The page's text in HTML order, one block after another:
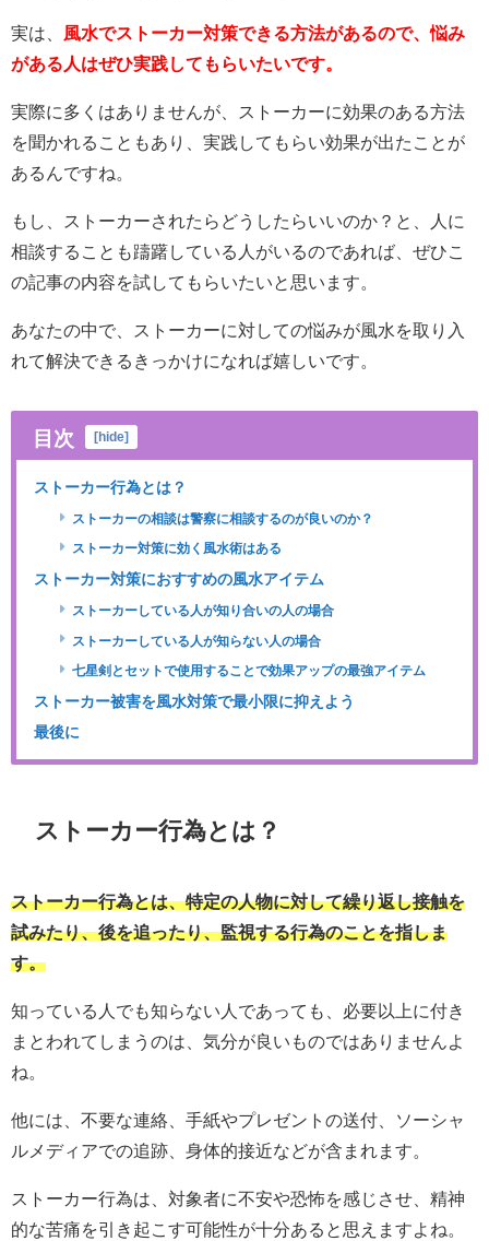
実は、
風水でストーカー対策できる方法があるので、悩み
がある人はぜひ実践してもらいたいです。
実際に多くはありませんが、ストーカーに効果のある方法
を聞かれることもあり、実践してもらい効果が出たことが
あるんですね。
もし、ストーカーされたらどうしたらいいのか？と、人に
相談することも躊躇している人がいるのであれば、ぜひこ
の記事の内容を試してもらいたいと思います。
あなたの中で、ストーカーに対しての悩みが風水を取り入
れて解決できるきっかけになれば嬉しいです。
目次 [hide]
ストーカー行為とは？
ストーカーの相談は警察に相談するのが良いのか？
ストーカー対策に効く風水術はある
ストーカー対策におすすめの風水アイテム
ストーカーしている人が知り合いの人の場合
ストーカーしている人が知らない人の場合
七星剣とセットで使用することで効果アップの最強アイテム
ストーカー被害を風水対策で最小限に抑えよう
最後に
ストーカー行為とは？
ストーカー行為とは、特定の人物に対して繰り返し接触を
試みたり、後を追ったり、監視する行為のことを指しま
す。
知っている人でも知らない人であっても、必要以上に付き
まとわれてしまうのは、気分が良いものではありませんよ
ね。
他には、不要な連絡、手紙やプレゼントの送付、ソーシャ
ルメディアでの追跡、身体的接近などが含まれます。
ストーカー行為は、対象者に不安や恐怖を感じさせ、精神
的な苦痛を引き起こす可能性が十分あると思えますよね。